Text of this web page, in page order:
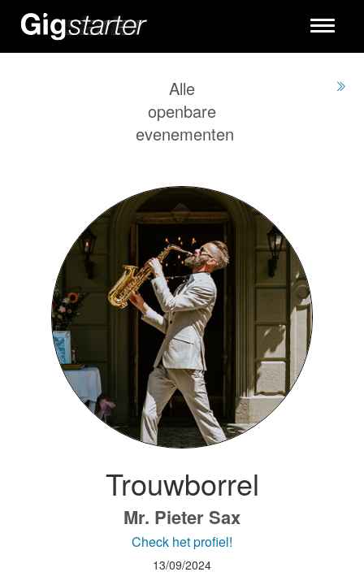
Toggle
Alle
openbare
evenementen
Trouwborrel
Mr. Pieter Sax
Check het profiel!
13/09/2024